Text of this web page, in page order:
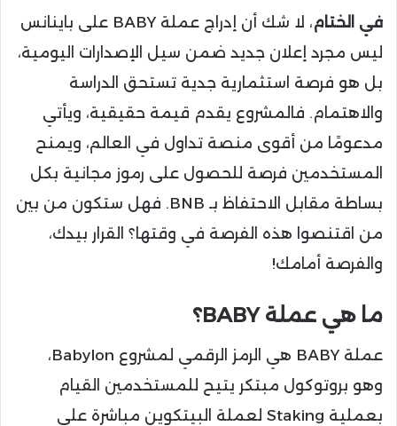
في الختام
، لا شك أن إدراج عملة BABY على باينانس
ليس مجرد إعلان جديد ضمن سيل الإصدارات اليومية،
بل هو فرصة استثمارية جدية تستحق الدراسة
والاهتمام. فالمشروع يقدم قيمة حقيقية، ويأتي
مدعومًا من أقوى منصة تداول في العالم، ويمنح
المستخدمين فرصة للحصول على رموز مجانية بكل
بساطة مقابل الاحتفاظ بـ BNB. فهل ستكون من بين
من اقتنصوا هذه الفرصة في وقتها؟ القرار بيدك،
والفرصة أمامك!
ما هي عملة BABY؟
عملة BABY هي الرمز الرقمي لمشروع Babylon،
وهو بروتوكول مبتكر يتيح للمستخدمين القيام
بعملية Staking لعملة البيتكوين مباشرة على